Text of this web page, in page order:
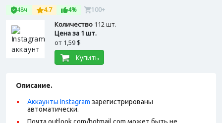
48ч 4.7 4% 100+
Количество 112 шт.
Цена за 1 шт.
от 1,59 $
Купить
Описание.
Аккаунты Instagram зарегистрированы
автоматически.